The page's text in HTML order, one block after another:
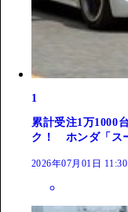
1
累計受注1万1000
ク！ ホンダ「ス
2026年07月01日 11:30